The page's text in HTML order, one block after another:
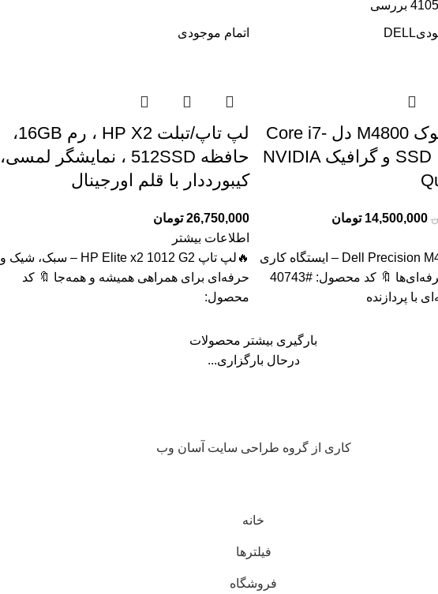
DELL
لپ‌تاپ استوک M4800 دل Core i7-
4810MQ با SSD و گرافیک NVIDIA
14,500,000 تومان
🔥لپ تاپ Dell Precision M4800 – ایستگاه کاری
قدرتمند برای حرفه‌ای‌ها 🔖 کد محصول: #40743
با پردازنده
اتمام موجودی
لپ تاپ/تبلت HP X2 ، رم 16GB،
حافظه 512SSD ، نمایشگر لمسی،
کیبورددار با قلم اورجینال
26,750,000 تومان
اطلاعات بیشتر
🔥لپ تاپ HP Elite x2 1012 G2 – سبک، شیک و
حرفه‌ای برای همراهی همیشه و همه‌جا 🔖 کد
محصول:
بارگیری بیشتر محصولات
درحال بارگزاری...
کاری از گروه طراحی سایت آسان وب
خانه
فیلترها
فروشگاه